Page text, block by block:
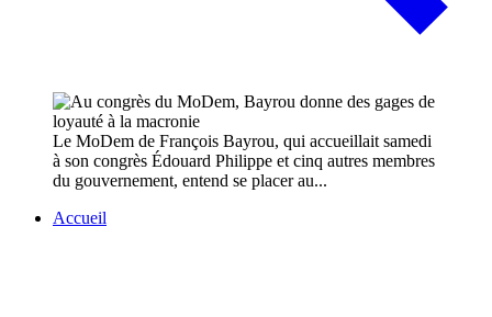
Le MoDem de François Bayrou, qui accueillait samedi
à son congrès Édouard Philippe et cinq autres membres
du gouvernement, entend se placer au...
Accueil